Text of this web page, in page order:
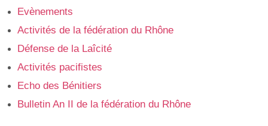
Evènements
Activités de la fédération du Rhône
Défense de la Laîcité
Activités pacifistes
Echo des Bénitiers
Bulletin An II de la fédération du Rhône